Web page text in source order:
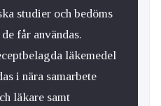
studier och bedöms
får användas.
läkemedel
i nära samarbete
läkare samt